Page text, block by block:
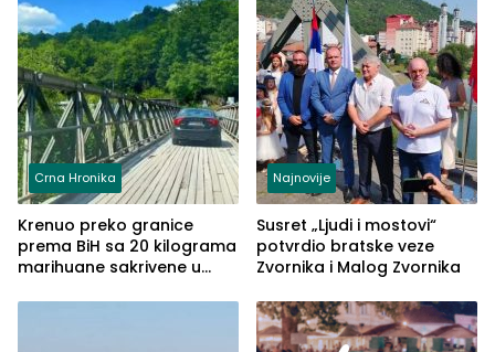
Crna Hronika
Krenuo preko granice
prema BiH sa 20 kilograma
marihuane sakrivene u
Najnovije
Susret „Ljudi i mostovi“
potvrdio bratske veze
Zvornika i Malog Zvornika